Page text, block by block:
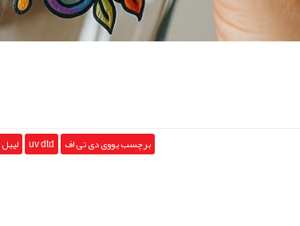
برچسب یووی دی تی اف uv dtd لیبل UV DTF